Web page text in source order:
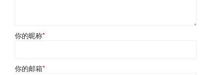
你的昵称*
你的邮箱*